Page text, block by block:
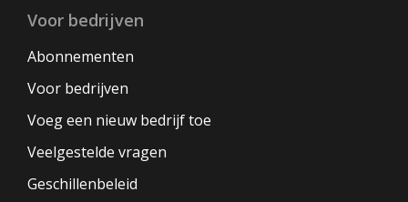
Voor bedrijven
Abonnementen
Voor bedrijven
Voeg een nieuw bedrijf toe
Veelgestelde vragen
Geschillenbeleid